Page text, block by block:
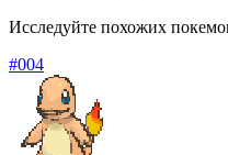
Исследуйте похожих
#004